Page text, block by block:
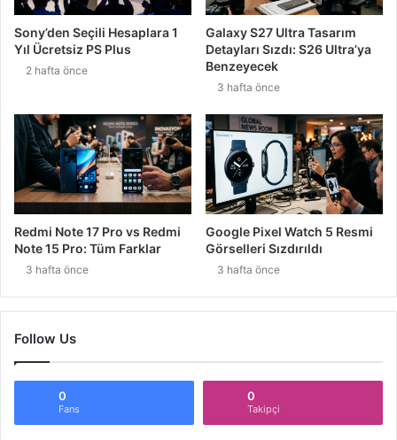
Sony’den Seçili Hesaplara 1
Yıl Ücretsiz PS Plus
2 hafta önce
Galaxy S27 Ultra Tasarım
Detayları Sızdı: S26 Ultra’ya
Benzeyecek
3 hafta önce
Redmi Note 17 Pro vs Redmi
Note 15 Pro: Tüm Farklar
3 hafta önce
Google Pixel Watch 5 Resmi
Görselleri Sızdırıldı
3 hafta önce
Follow Us
0
Fans
0
Takipçi